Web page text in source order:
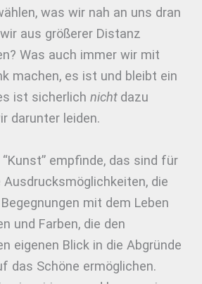
was wir nah an uns dran
aus größerer Distanz
Was auch immer wir mit
machen, es ist und bleibt ein
ist sicherlichnicht dazu
darunter leiden.
empfinde, das sind für
Ausdrucksmöglichkeiten, die
mit dem Leben
und Farben, die den
eigenen Blick in die Abgründe
das Schöne ermöglichen.